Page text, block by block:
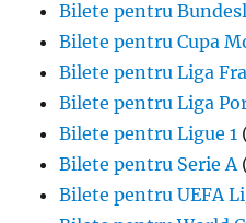
Bilete pentru
Bilete pentru Cupa
Bilete pentru Liga
Bilete pentru Liga
Bilete pentru Ligue 1
Bilete pentru Serie A
Bilete pentru UEFA